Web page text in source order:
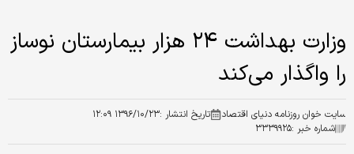
وزارت بهداشت ۲۴ هزار بیمارستان نوساز
را واگذار می‌کند
سایت خوان روزنامه دنیای اقتصاد تاریخ انتشار :۱۳۹۶/۱۰/۲۳ ۱۲:۰۹
شماره خبر :۳۳۳۹۹۲۵